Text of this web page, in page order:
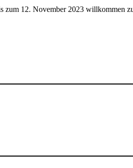
12. November 2023 willkommen